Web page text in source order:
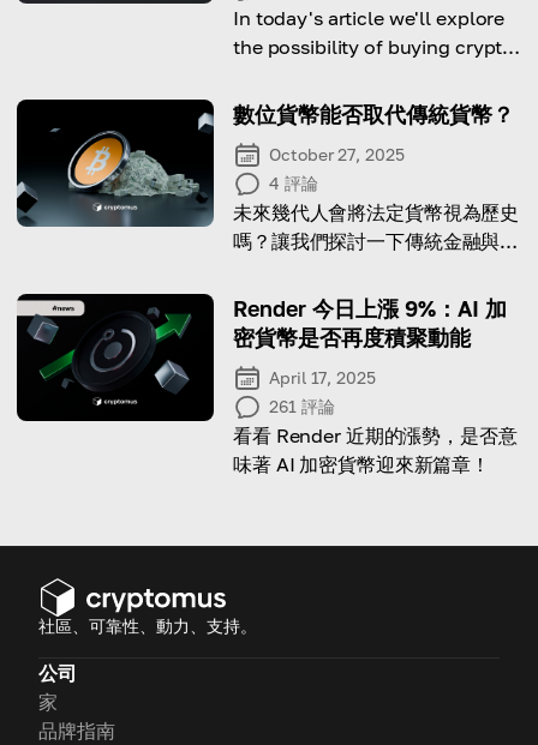
In today's article we'll explore
the possibility of buying crypto
數位貨幣能否取代傳統貨幣？
October 27, 2025
4 評論
未來幾代人會將法定貨幣視為歷史
嗎？讓我們探討一下傳統金融與數
Render 今日上漲 9%：AI 加
密貨幣是否再度積聚動能
April 17, 2025
261 評論
看看 Render 近期的漲勢，是否意
味著 AI 加密貨幣迎來新篇章！
社區、可靠性、動力、支持。
公司
家
品牌指南